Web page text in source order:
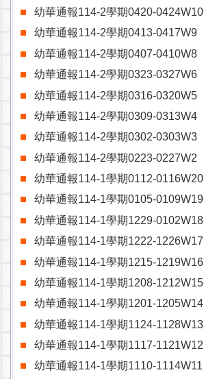
幼華通報114-2學期0420-0424W10
幼華通報114-2學期0413-0417W9
幼華通報114-2學期0407-0410W8
幼華通報114-2學期0323-0327W6
幼華通報114-2學期0316-0320W5
幼華通報114-2學期0309-0313W4
幼華通報114-2學期0302-0303W3
幼華通報114-2學期0223-0227W2
幼華通報114-1學期0112-0116W20
幼華通報114-1學期0105-0109W19
幼華通報114-1學期1229-0102W18
幼華通報114-1學期1222-1226W17
幼華通報114-1學期1215-1219W16
幼華通報114-1學期1208-1212W15
幼華通報114-1學期1201-1205W14
幼華通報114-1學期1124-1128W13
幼華通報114-1學期1117-1121W12
幼華通報114-1學期1110-1114W11